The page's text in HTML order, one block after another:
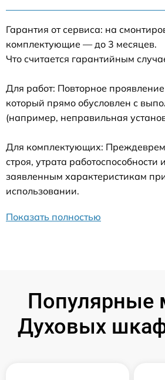
Гарантия от сервиса: на
комплектующие — до 3 месяцев.
Что считается гарантийным
Для работ: Повторное
который прямо обусловлен с
(например, неправильная
Для комплектующих:
строя, утрата работоспособности
заявленным характеристикам
использовании.
Показать полностью
Популярные
Духовых